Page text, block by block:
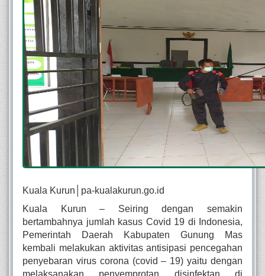
Kuala Kurun│pa-kualakurun.go.id
Kuala Kurun – Seiring dengan semakin
bertambahnya jumlah kasus Covid 19 di Indonesia,
Pemerintah Daerah Kabupaten Gunung Mas
kembali melakukan aktivitas antisipasi pencegahan
penyebaran virus corona (covid – 19) yaitu dengan
melaksanakan penyemprotan disinfektan di